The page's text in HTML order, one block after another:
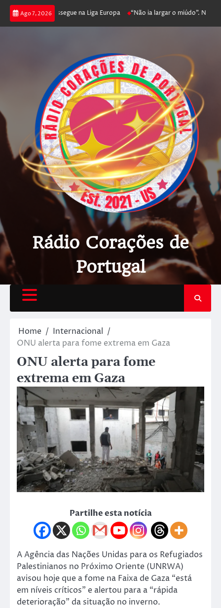
Ago 7, 2026
poker e prossegue na Liga Europa “Não ia largar o miúdo”.
Rádio Corações de
Portugal
Home
Internacional
ONU alerta para fome extrema em Gaza
ONU alerta para fome
extrema em Gaza
Partilhe esta notícia
A Agência das Nações Unidas para os Refugiados
Palestinianos no Próximo Oriente (UNRWA)
avisou hoje que a fome na Faixa de Gaza “está
em níveis críticos” e alertou para a “rápida
deterioração” da situação no inverno.